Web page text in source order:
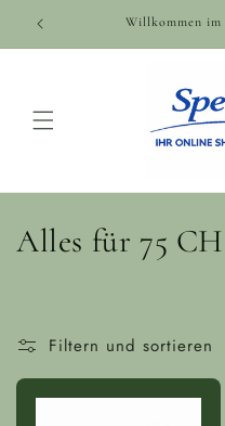
zum
Inhalt
Willkommen im
K
Alles für 75
Filtern und sortieren